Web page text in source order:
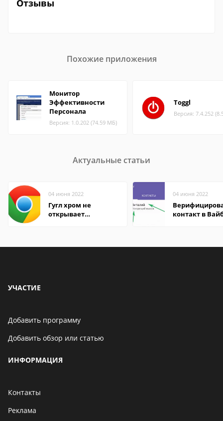
Отзывы
Похожие приложения
Монитор
Эффективности
Персонала
Версия: 1.0.202 (74.59 МБ)
Toggl
Версия: 7.4.252
Актуальные статьи
04 июня 2022
Гугл хром не
открывает
04 июня 2022
контакт в
УЧАСТИЕ
Добавить программу
Добавить обзор или статью
ИНФОРМАЦИЯ
Контакты
Реклама